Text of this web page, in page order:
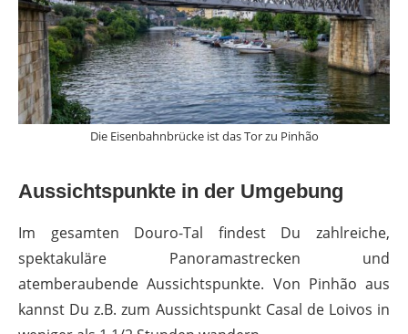
Die Eisenbahnbrücke ist das Tor zu Pinhão
Aussichtspunkte in der Umgebung
Im gesamten Douro-Tal findest Du zahlreiche,
spektakuläre Panoramastrecken und
atemberaubende Aussichtspunkte. Von Pinhão aus
kannst Du z.B. zum Aussichtspunkt Casal de Loivos in